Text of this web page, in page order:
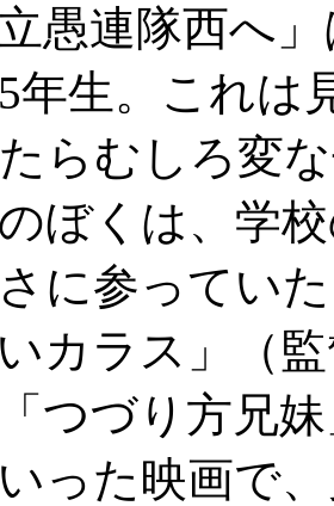
愚連隊西へ」
年生。これは
らむしろ変
ぼくは、学
に参ってい
いカラス」（
つづり方兄
った映画で